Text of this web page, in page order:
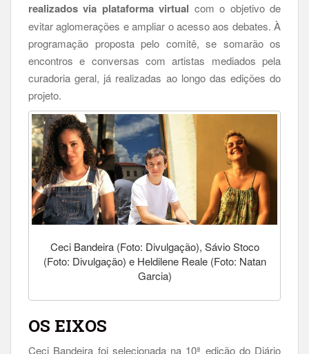
realizados via plataforma virtual com o objetivo de
evitar aglomerações e ampliar o acesso aos debates. À
programação proposta pelo comitê, se somarão os
encontros e conversas com artistas mediados pela
curadoria geral, já realizadas ao longo das edições do
projeto.
Ceci Bandeira (Foto: Divulgação), Sávio Stoco
(Foto: Divulgação) e Heldilene Reale (Foto: Natan
Garcia)
OS EIXOS
Ceci Bandeira foi selecionada na 10ª edição do Diário